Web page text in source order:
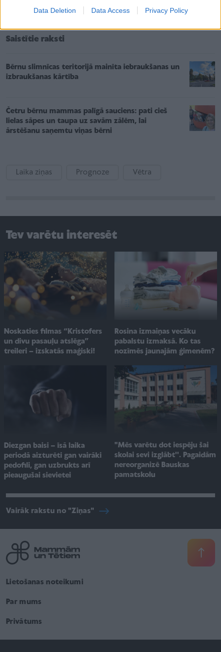
Data Deletion Data Access Privacy Policy
noplēsti māju jumti un nodarīti citi postījumi.
Saistītie raksti
Bērnu slimnīcas teritorijā mainīta iebraukšanas un
izbraukšanas kārtība
Četru bērnu mammas palīgā sauciens: pati cieš
lielas sāpes un taupa uz savām zālēm, lai
ārstēšanu saņemtu viņas bērni
Laika ziņas Prognoze Vētra
Tev varētu interesēt
Noskaties filmas “Kristofers
un divu pasauļu atslēga”
treileri – izskatās maģiski!
Rosina izmaiņas vecāku
pabalstu izmaksā. Ko tas
nozīmēs jaunajām ģimenēm?
Diezgan baisi – īsā laika
periodā aizturēti gan vairāki
pedofili, gan uzbrukts arī
pieaugušai sievietei
"Mēs varētu dot iespēju šai
skolai sevi izglābt''. Pagaidām
nereorganizē Bauskas
pamatskolu
Vairāk rakstu no "Ziņas"
Lietošanas noteikumi
Par mums
Privātums